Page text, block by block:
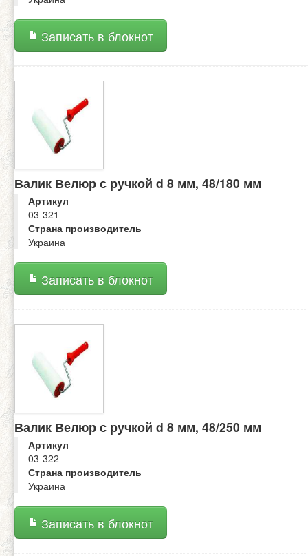
Записать в блокнот
Валик Велюр с ручкой d 8 мм, 48/180 мм
Артикул
03-321
Страна производитель
Украина
Записать в блокнот
Валик Велюр с ручкой d 8 мм, 48/250 мм
Артикул
03-322
Страна производитель
Украина
Записать в блокнот